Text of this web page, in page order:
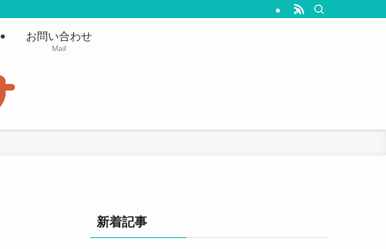
お問い合わせ
Mail
新着記事